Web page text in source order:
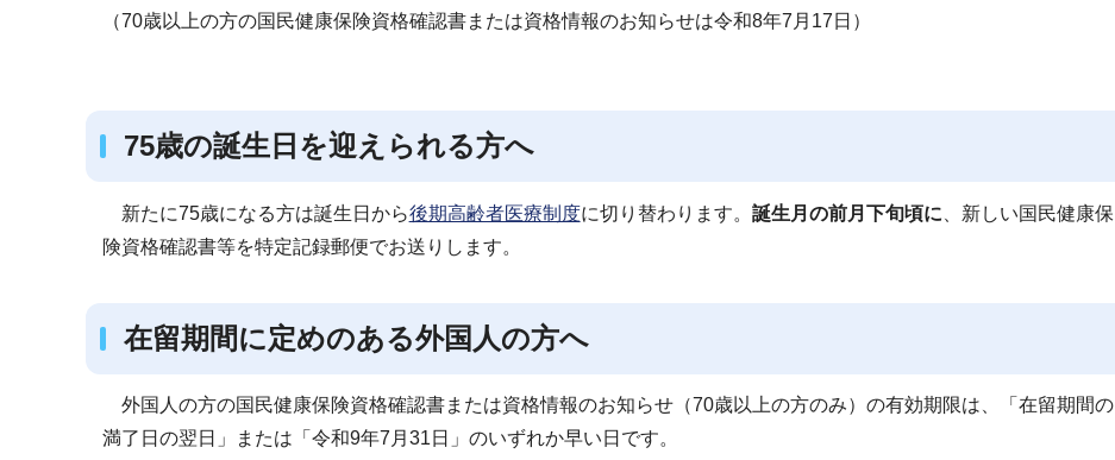
（70歳以上の方の国民健康保険資格確認書または資格情報のお知らせは令和8年7月17日）
75歳の誕生日を迎えられる方へ
新たに75歳になる方は誕生日から後期高齢者医療制度に切り替わります。 誕生月の前月下旬頃に 、新しい国民健康保
険資格確認書等を特定記録郵便でお送りします。
在留期間に定めのある外国人の方へ
外国人の方の国民健康保険資格確認書または資格情報のお知らせ（70歳以上の方のみ）の有効期限は、「在留期間の
満了日の翌日」または「令和9年7月31日」のいずれか早い日です。